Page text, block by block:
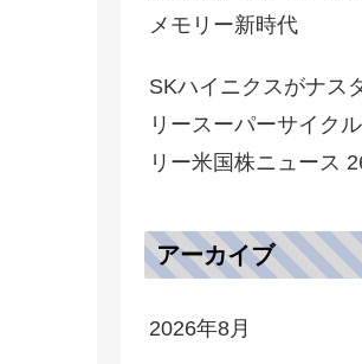
メモリー新時代
SKハイニクスがナス
リースーパーサイク
リー米国株ニュース
アーカイブ
2026年8月